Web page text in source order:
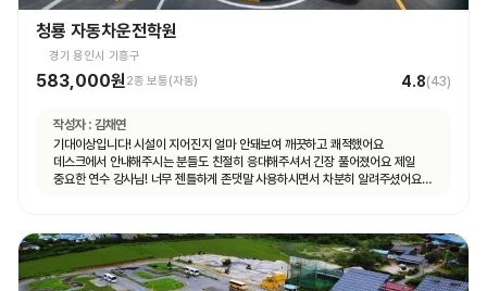
청룡 자동차운전학원
경기 용인시 기흥구
583,000원2종 보통(자동) 4.8(43)
작성자 : 김채연
기대이상입니다! 시설이 지어진지 얼마 안돼보여 깨끗하고 쾌적했어요
데스크에서 안내해주시는 분들도 친절히 응대해주셔서 긴장 풀어졌어요 제일
중요한 연수 강사님! 너무 젠틀하게 존댓말 사용하시면서 차분히 알려주셨어요